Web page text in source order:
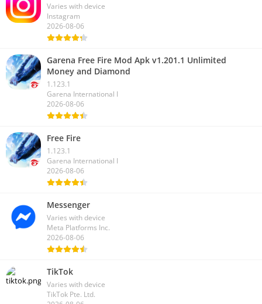
Varies with device
Instagram
2026-08-06
Garena Free Fire Mod Apk v1.201.1 Unlimited
Money and Diamond
1.123.1
Garena International I
2026-08-06
Free Fire
1.123.1
Garena International I
2026-08-06
Messenger
Varies with device
Meta Platforms Inc.
2026-08-06
TikTok
Varies with device
TikTok Pte. Ltd.